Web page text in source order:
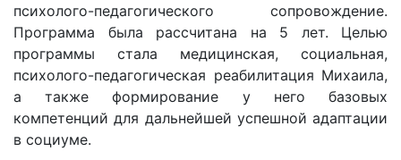
психолого-педагогического сопровождение.
Программа была рассчитана на 5 лет. Целью
программы стала медицинская, социальная,
психолого-педагогическая реабилитация Михаила,
а также формирование у него базовых
компетенций для дальнейшей успешной адаптации
в социуме.